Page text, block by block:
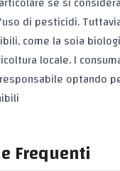
di pesticidi.
come la soia
locale. I
optando
Frequenti